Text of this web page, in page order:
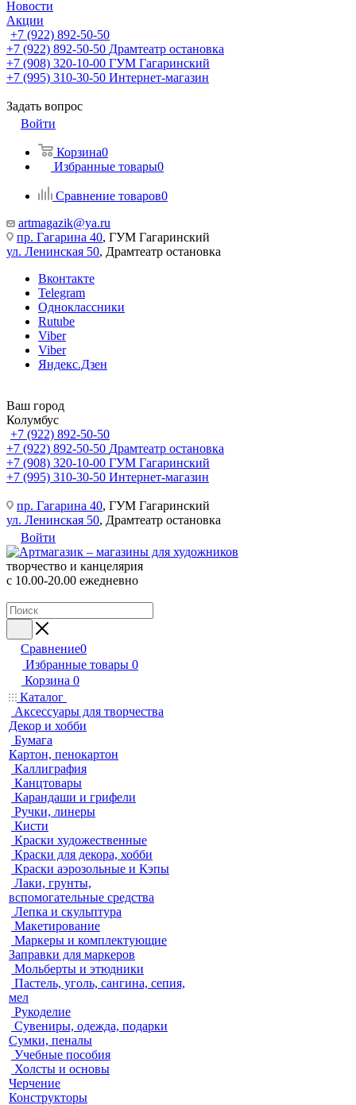
Новости
Акции
+7 (922) 892-50-50
+7 (922) 892-50-50 Драмтеатр остановка
+7 (908) 320-10-00 ГУМ Гагаринский
+7 (995) 310-30-50 Интернет-магазин
Задать вопрос
Войти
Корзина0
Избранные товары0
Сравнение товаров0
artmagazik@ya.ru
пр. Гагарина 40, ГУМ Гагаринский
ул. Ленинская 50, Драмтеатр остановка
Вконтакте
Telegram
Одноклассники
Rutube
Viber
Viber
Яндекс.Дзен
Ваш город
Колумбус
+7 (922) 892-50-50
+7 (922) 892-50-50 Драмтеатр остановка
+7 (908) 320-10-00 ГУМ Гагаринский
+7 (995) 310-30-50 Интернет-магазин
пр. Гагарина 40, ГУМ Гагаринский
ул. Ленинская 50, Драмтеатр остановка
Войти
творчество и канцелярия
с 10.00-20.00 ежедневно
Сравнение0
Избранные товары 0
Корзина 0
Каталог
Аксессуары для творчества
Декор и хобби
Бумага
Картон, пенокартон
Каллиграфия
Канцтовары
Карандаши и грифели
Ручки, линеры
Кисти
Краски художественные
Краски для декора, хобби
Краски аэрозольные и Кэпы
Лаки, грунты,
вспомогательные средства
Лепка и скульптура
Макетирование
Маркеры и комплектующие
Заправки для маркеров
Мольберты и этюдники
Пастель, уголь, сангина, сепия,
мел
Рукоделие
Сувениры, одежда, подарки
Сумки, пеналы
Учебные пособия
Холсты и основы
Черчение
Конструкторы